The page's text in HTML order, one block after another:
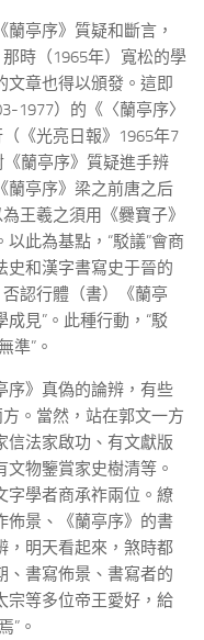
亭序》質疑和斷言，
時（1965年）寬松的學
文章也得以頒發。這即
1977）的《〈蘭亭序〉
《光亮日報》1965年7
《蘭亭序》質疑進手辨
蘭亭序》梁之前唐之后
王羲之須用《爨寶子》
此為基點，“駁議”會商
史和漢字書寫史于晉的
認行體（書）《蘭亭
成見”。此種行動，“駁
準”。
序》真偽的論辨，有些
。當然，站在郭文一方
信法家啟功、有文獻版
物鑒賞家史樹清等。
字學者商承祚兩位。繚
佈景、《蘭亭序》的書
，明天看起來，煞時都
、書寫佈景、書寫者的
宗等多位帝王愛好，給
”。